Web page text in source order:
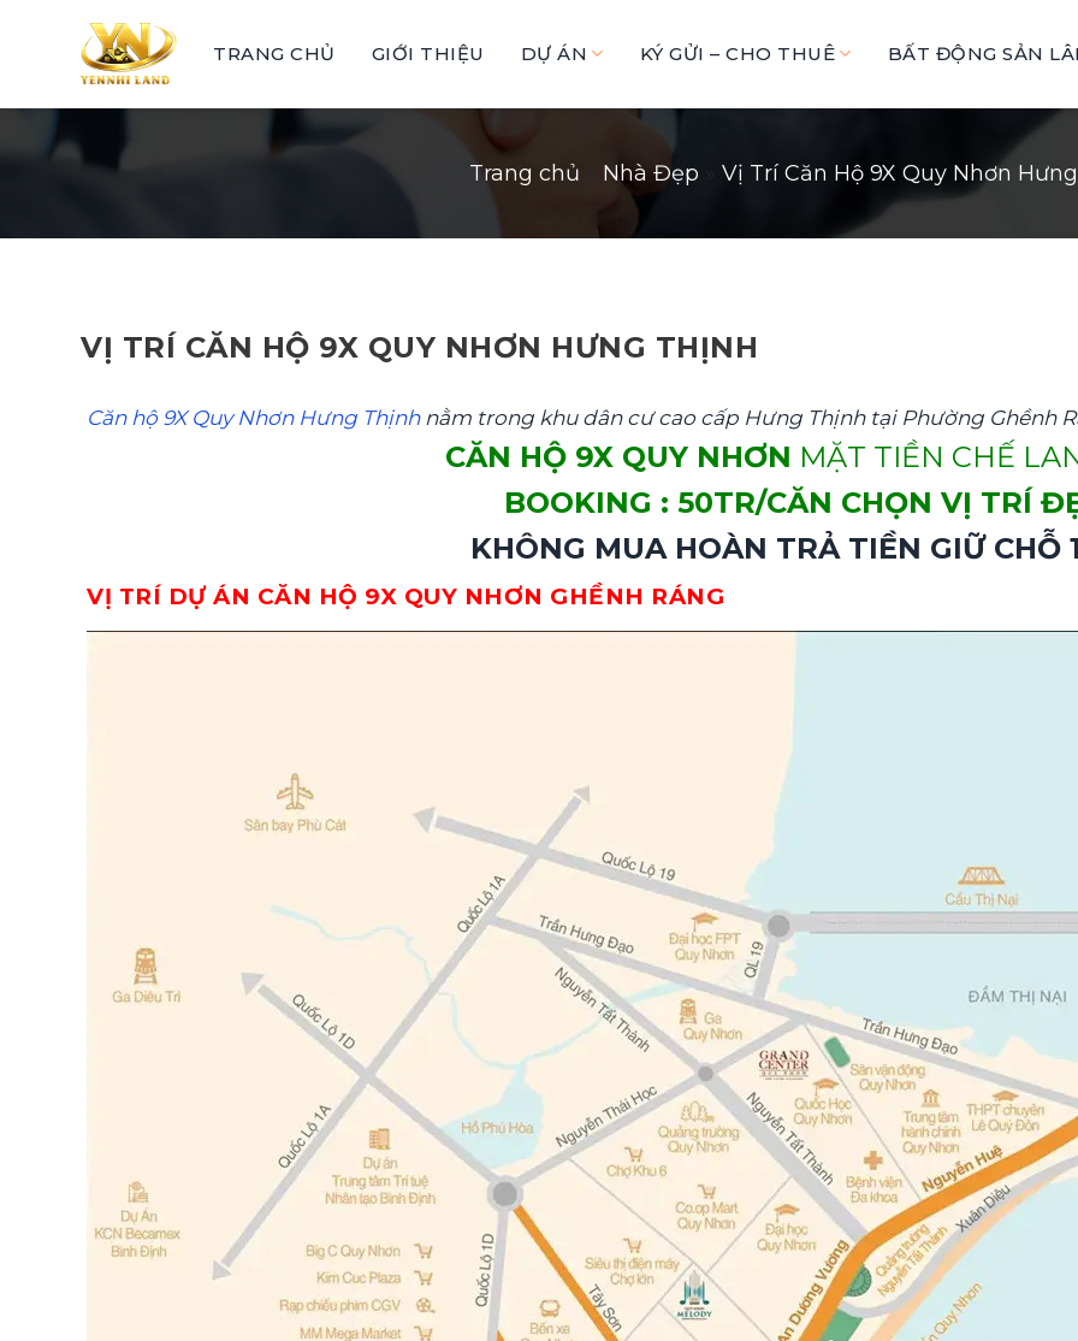
content
TRANG CHỦ GIỚI THIỆU DỰ ÁN KÝ GỬI – CHO THUÊ BẤT ĐỘNG SẢN
Trang chủ Nhà Đẹp » Vị Trí Căn Hộ 9X Quy Nhơn
VỊ TRÍ CĂN HỘ 9X QUY NHƠN HƯNG THỊNH
Căn hộ 9X Quy Nhơn Hưng Thịnhnằm trong khu dân cư cao cấp Hưng Thịnh tại Phường Ghềnh
CĂN HỘ 9X QUY NHƠN MẶT TIỀN CHẾ
BOOKING : 50TR/CĂN CHỌN VỊ TRÍ
KHÔNG MUA HOÀN TRẢ TIỀN GIỮ CHỖ
VỊ TRÍ DỰ ÁN CĂN HỘ 9X QUY NHƠN GHỀNH RÁNG